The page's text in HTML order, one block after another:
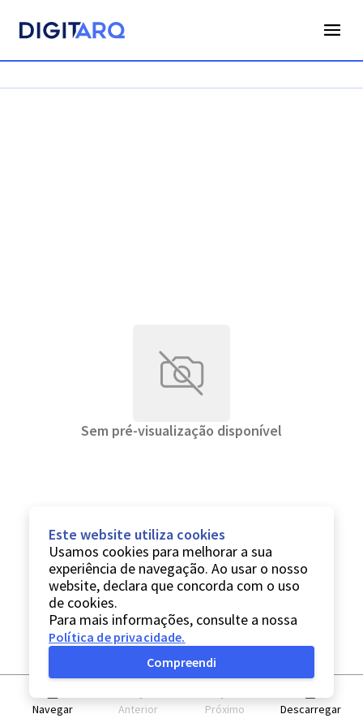
Sem pré-visualização disponível
Navegar Anterior Próximo Descarregar
Este website utiliza cookies
Usamos cookies para melhorar a sua
experiência de navegação. Ao usar o nosso
website, declara que concorda com o uso
de cookies.
Para mais informações, consulte a nossa
Política de privacidade.
Compreendi